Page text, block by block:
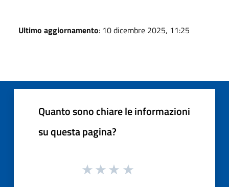
Ultimo aggiornamento: 10 dicembre 2025, 11:25
Quanto sono chiare le informazioni
su questa pagina?